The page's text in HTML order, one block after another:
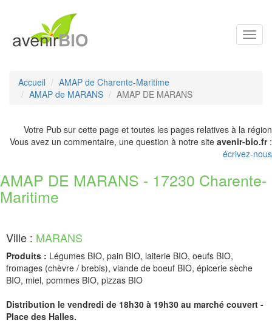
Accueil
AMAP de Charente-Maritime
AMAP de MARANS
AMAP DE MARANS
Votre Pub sur cette page et toutes les pages relatives à la région
Vous avez un commentaire, une question à notre site avenir-bio.fr:
écrivez-nous
AMAP DE MARANS - 17230 Charente-
Maritime
Ville : MARANS
Produits : Légumes BIO, pain BIO, laiterie BIO, oeufs BIO,
fromages (chèvre / brebis), viande de boeuf BIO, épicerie sèche
BIO, miel, pommes BIO, pizzas BIO
Distribution le vendredi de 18h30 à 19h30 au marché couvert -
Place des Halles.